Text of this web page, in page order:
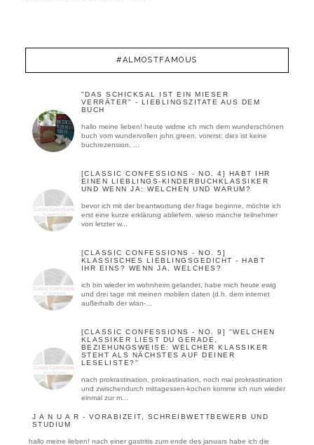
#ALMOSTFAMOUS
"DAS SCHICKSAL IST EIN MIESER
VERRÄTER" - LIEBLINGSZITATE AUS DEM
BUCH
hallo meine lieben! heute widme ich mich dem wunderschönen
buch vom wundervollen john green. vorerst: dies ist keine
buchrezension, ...
[CLASSIC CONFESSIONS - NO. 4] HABT IHR
EINEN LIEBLINGS-KINDERBUCHKLASSIKER
UND WENN JA: WELCHEN UND WARUM?
bevor ich mit der beantwortung der frage beginne, möchte ich
erst eine kurze erklärung abliefern, wieso manche teilnehmer
von letzter w...
[CLASSIC CONFESSIONS - NO. 5]
KLASSISCHES LIEBLINGSGEDICHT - HABT
IHR EINS? WENN JA, WELCHES?
ich bin wieder im wohnheim gelandet, habe mich heute ewig
und drei tage mit meinen mobilen daten (d.h. dem internet
außerhalb der wlan-...
[CLASSIC CONFESSIONS - NO. 9] "WELCHEN
KLASSIKER LIEST DU GERADE,
BEZIEHUNGSWEISE: WELCHER KLASSIKER
STEHT ALS NÄCHSTES AUF DEINER
LESELISTE?"
nach prokrastination, prokrastination, noch mal prokrastination
und zwischendurch mittagessen-kochen komme ich nun wieder
einmal zur m...
J A N U A R - VORABIZEIT, SCHREIBWETTBEWERB UND
STUDIUM
hallo meine lieben! nach einer gastritis zum ende des januars habe ich die